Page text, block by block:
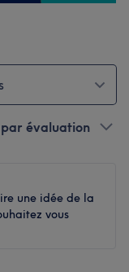
évaluation
une idée de la
vous